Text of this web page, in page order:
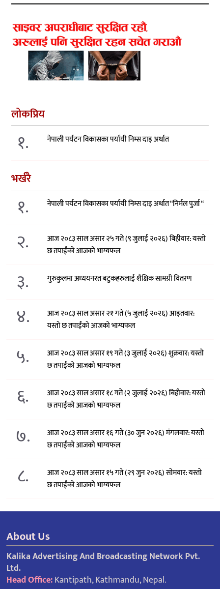
लोकप्रिय
१. नेपाली पर्यटन विकासका पर्यायी निम्स दाइ अर्थात
भर्खरै
१. नेपाली पर्यटन विकासका पर्यायी निम्स दाइ अर्थात “निर्मल पुर्जा “
२.
आज २०८३ साल असार २५ गते (९ जुलाई २०२६) बिहीवार: यस्तो
छ तपाईंको आजको भाग्यफल
३. गुरुकुलमा अध्ययनरत बटुकहरुलाई शैक्षिक सामग्री वितरण
४.
आज २०८३ साल असार २१ गते (५ जुलाई २०२६) आइतवार:
यस्तो छ तपाईंको आजको भाग्यफल
५.
आज २०८३ साल असार १९ गते (३ जुलाई २०२६) शुक्रवार: यस्तो
छ तपाईंको आजको भाग्यफल
६.
आज २०८३ साल असार १८ गते (२ जुलाई २०२६) बिहीवार: यस्तो
छ तपाईंको आजको भाग्यफल
७.
आज २०८३ साल असार १६ गते (३० जुन २०२६) मंगलवार: यस्तो
छ तपाईंको आजको भाग्यफल
८.
आज २०८३ साल असार १५ गते (२९ जुन २०२६) साेमवार: यस्तो
छ तपाईंको आजको भाग्यफल
About Us
Kalika Advertising And Broadcasting Network Pvt.
Ltd.
Head Office:Kantipath, Kathmandu, Nepal.